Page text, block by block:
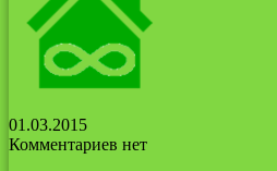
01.03.2015
Комментариев нет